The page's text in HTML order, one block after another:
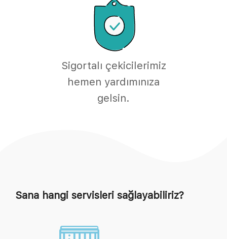
Sigortalı çekicilerimiz
hemen yardımınıza
gelsin.
Sana hangi servisleri sağlayabiliriz?